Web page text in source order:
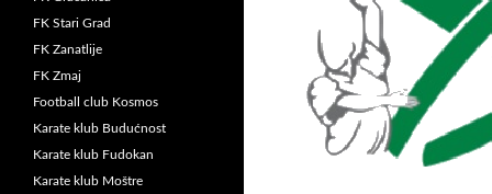
FK Stari Grad
FK Zanatlije
FK Zmaj
Football club Kosmos
Karate klub Budućnost
Karate klub Fudokan
Karate klub Moštre